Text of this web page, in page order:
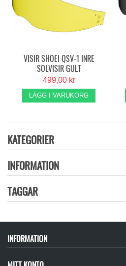
VISIR SHOEI QSV-1 INRE
SOLVISIR GULT
499,00 kr
LÄGG I VARUKORG
KATEGORIER
INFORMATION
TAGGAR
INFORMATION